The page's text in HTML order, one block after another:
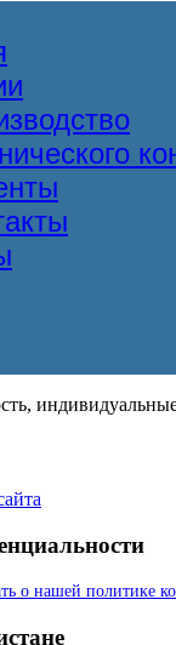
о нашей политике